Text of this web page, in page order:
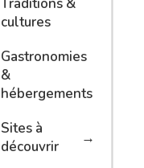
cultures
Gastronomies
&
hébergements
Sites à
découvrir